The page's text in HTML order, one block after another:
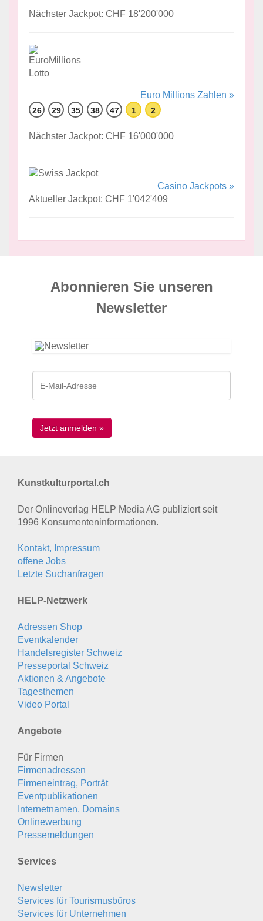
Nächster Jackpot: CHF 18'200'000
Euro Millions Zahlen »
26 29 35 38 47 1 2
Nächster Jackpot: CHF 16'000'000
Casino Jackpots »
Aktueller Jackpot: CHF 1'042'409
Abonnieren Sie unseren
News­letter
Kunstkulturportal.ch
Der Onlineverlag HELP Media AG publiziert seit
1996 Konsumenten­informationen.
Kontakt, Impressum
offene Jobs
Letzte Suchanfragen
HELP-Netzwerk
Adressen Shop
Eventkalender
Handelsregister Schweiz
Presseportal Schweiz
Aktionen & Angebote
Tagesthemen
Video Portal
Angebote
Für Firmen
Firmenadressen
Firmeneintrag, Porträt
Eventpublikationen
Internetnamen, Domains
Onlinewerbung
Pressemeldungen
Services
Newsletter
Services für Tourismusbüros
Services für Unternehmen